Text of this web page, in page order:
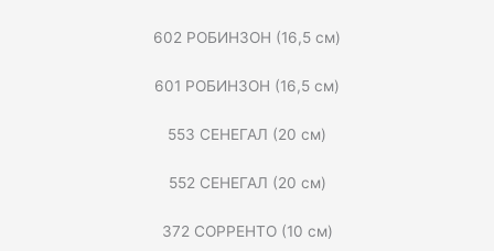
602 РОБИНЗОН (16,5 см)
601 РОБИНЗОН (16,5 см)
553 СЕНЕГАЛ (20 см)
552 СЕНЕГАЛ (20 см)
372 СОРРЕНТО (10 см)